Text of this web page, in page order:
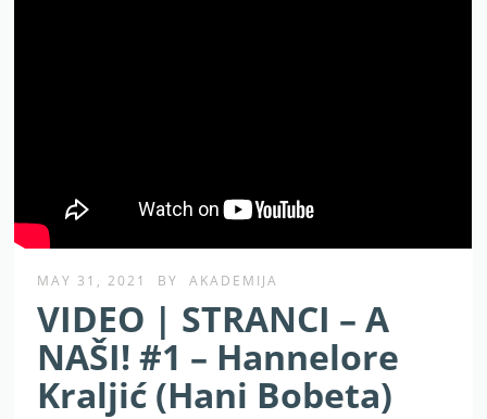
MAY 31, 2021 BY AKADEMIJA
VIDEO | STRANCI – A
NAŠI! #1 – Hannelore
Kraljić (Hani Bobeta)